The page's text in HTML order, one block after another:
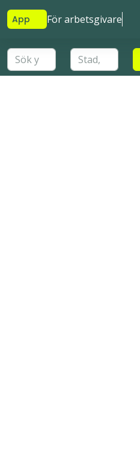
App För arbetsgivare